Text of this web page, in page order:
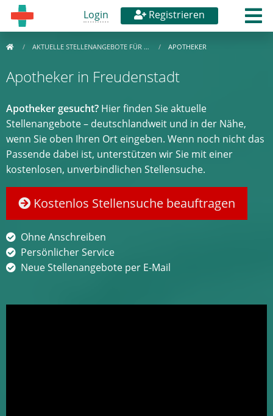
Login Registrieren
AKTUELLE STELLENANGEBOTE FÜR … APOTHEKER
Apotheker in Freudenstadt
Apotheker gesucht? Hier finden Sie aktuelle
Stellenangebote – deutschlandweit und in der Nähe,
wenn Sie oben Ihren Ort eingeben. Wenn noch nicht das
Passende dabei ist, unterstützen wir Sie mit einer
kostenlosen, unverbindlichen Stellensuche.
Kostenlos Stellensuche beauftragen
Ohne Anschreiben
Persönlicher Service
Neue Stellenangebote per E-Mail